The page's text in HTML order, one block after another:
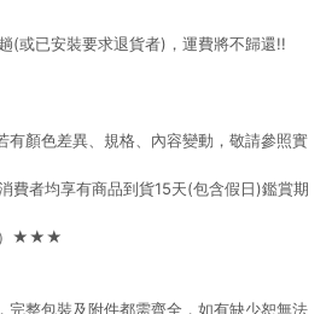
(或已安裝要求退貨者)，運費將不歸還!!
有顏色差異、規格、內容變動，敬請參照實
費者均享有商品到貨15天(包含假日)鑑賞期
）★★★
完整包裝及附件都需齊全，如有缺少恕無法